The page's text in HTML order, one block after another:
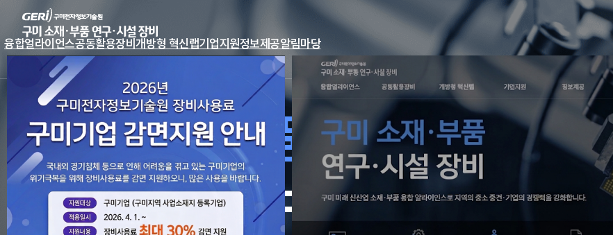
융합얼라이언스공동활용장비개방형 혁신랩기업지원정보제공알림마당
구미 소재·부품
연구·시설 장비